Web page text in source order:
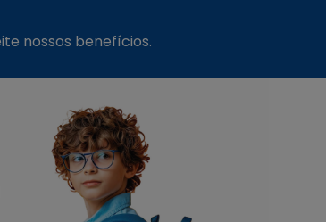
nossos benefícios.